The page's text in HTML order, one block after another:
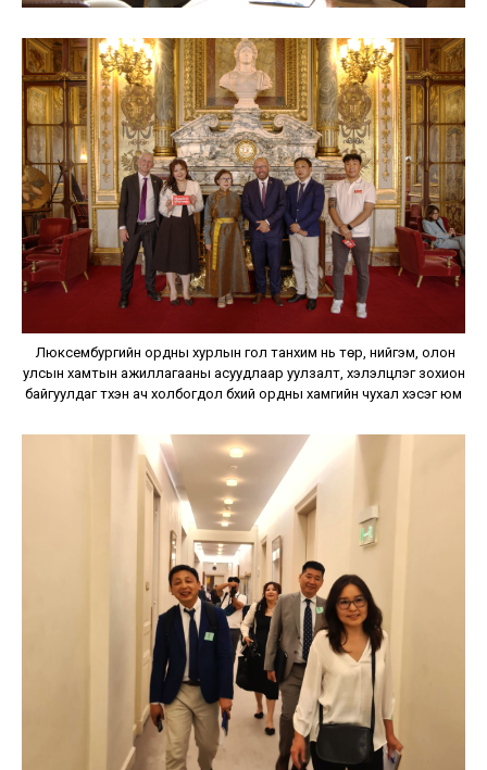
Люксембургийн ордны хурлын гол танхим нь төр, нийгэм, олон
улсын хамтын ажиллагааны асуудлаар уулзалт, хэлэлцүүлэг зохион
байгуулдаг түүхэн ач холбогдол бүхий ордны хамгийн чухал хэсэг юм